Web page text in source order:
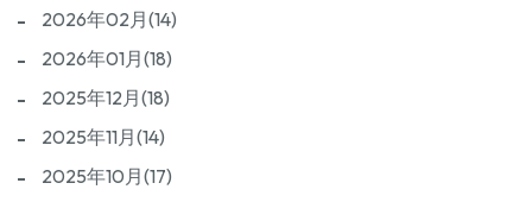
2026年02月(14)
2026年01月(18)
2025年12月(18)
2025年11月(14)
2025年10月(17)